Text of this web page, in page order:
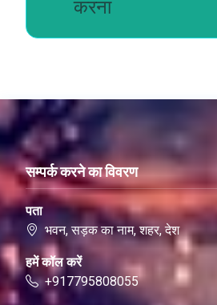
करना
सम्पर्क करने का विवरण
पता
भवन, सड़क का नाम, शहर, देश
हमें कॉल करें
+917795808055